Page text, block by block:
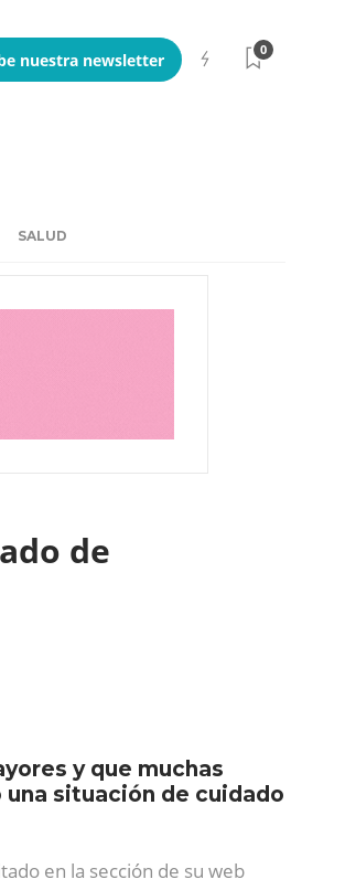
nuestra newsletter
0
SALUD
de
y que muchas
una situación de cuidado
en la sección de su web